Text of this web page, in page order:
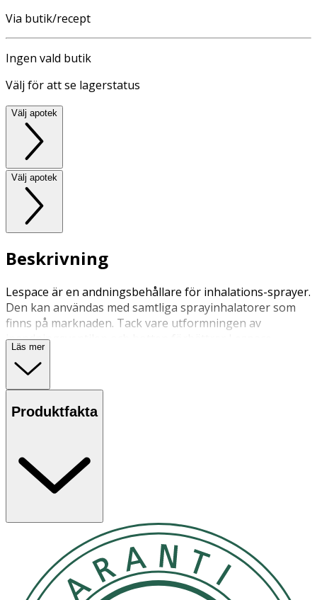
Via butik/recept
Ingen vald butik
Välj för att se lagerstatus
Välj apotek
Välj apotek
Beskrivning
Lespace är en andningsbehållare för inhalations-sprayer.
Den kan användas med samtliga sprayinhalatorer som
finns på marknaden. Tack vare utformningen av
inandningsventilen och botten förbättrar Lespace
administreringen av läkemedlet i lungan.
Lespace har en transparent och antistatisk behållare.
Artikeln finns tillgänglig i tre storlekar från spädbarn till
tillbehör.
diskmaskin och steriliseras i autoklav (upp till 121°C).
Läs mer
Produktfakta